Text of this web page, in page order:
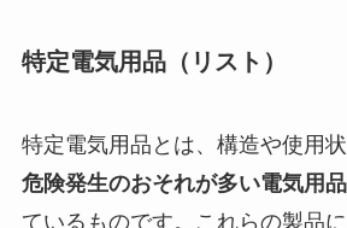
特定電気用品（リスト）
特定電気用品とは、構造や使用
危険発生のおそれが多い電気用品
ているものです。これらの製品